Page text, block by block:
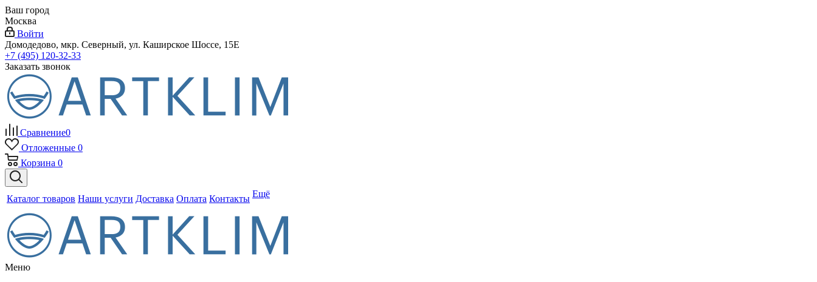
Ваш город
Москва
Войти
Домодедово, мкр. Северный, ул. Каширское Шоссе, 15Е
+7 (495) 120-32-33
Заказать звонок
Сравнение0
Отложенные 0
Корзина 0
Каталог товаров Наши услуги Доставка Оплата Контакты Ещё
Меню